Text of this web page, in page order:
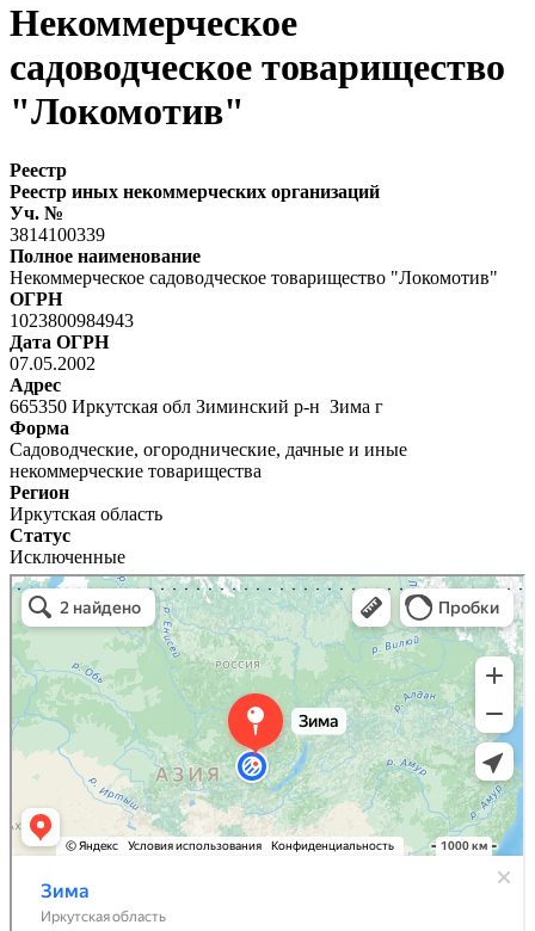
Некоммерческое
садоводческое товарищество
"Локомотив"
Реестр
Реестр иных некоммерческих организаций
Уч. №
3814100339
Полное наименование
Некоммерческое садоводческое товарищество "Локомотив"
ОГРН
1023800984943
Дата ОГРН
07.05.2002
Адрес
665350 Иркутская обл Зиминский р-н Зима г
Форма
Садоводческие, огороднические, дачные и иные
некоммерческие товарищества
Регион
Иркутская область
Статус
Исключенные